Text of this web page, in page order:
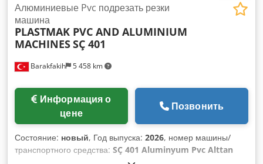
Barakfakih 5 458 km
Алюминиевые Pvc подрезать резки
машина
PLASTMAK PVC AND ALUMINIUM
MACHINESSÇ 401
цене
Позвонить
Состояние: новый, Год выпуска: 2026, номер машины/
транспортного средства: SÇ 401 Aluminyum Pvc Alttan